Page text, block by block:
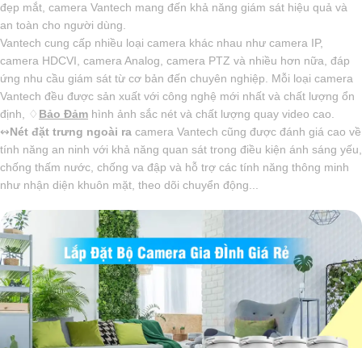
đẹp mắt, camera Vantech mang đến khả năng giám sát hiệu quả và
an toàn cho người dùng.
Vantech cung cấp nhiều loại camera khác nhau như camera IP,
camera HDCVI, camera Analog, camera PTZ và nhiều hơn nữa, đáp
ứng nhu cầu giám sát từ cơ bản đến chuyên nghiệp. Mỗi loại camera
Vantech đều được sản xuất với công nghệ mới nhất và chất lượng ổn
định, ♢ Bảo Đảm hình ảnh sắc nét và chất lượng quay video cao.
↭Nét đặt trưng ngoài ra camera Vantech cũng được đánh giá cao về
tính năng an ninh với khả năng quan sát trong điều kiện ánh sáng yếu,
chống thấm nước, chống va đập và hỗ trợ các tính năng thông minh
như nhận diện khuôn mặt, theo dõi chuyển động...